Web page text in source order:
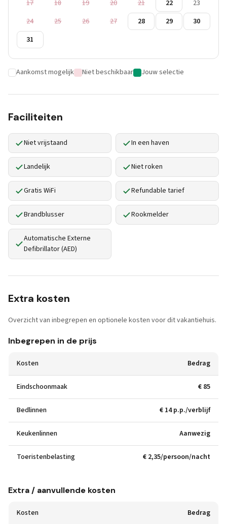
17
18 19 20 21 22
23
24
25 26 27 28 29
30
31
Aankomst mogelijk Niet beschikbaar Jouw selectie
Faciliteiten
Niet vrijstaand In een haven
Landelijk Niet roken
Gratis WiFi Refundable tarief
Brandblusser Rookmelder
Automatische Externe
Defibrillator (AED)
Extra kosten
Overzicht van inbegrepen en optionele kosten voor dit vakantiehuis.
Inbegrepen in de prijs
Kosten Bedrag
Eindschoonmaak € 85
Bedlinnen € 14 p.p./verblijf
Keukenlinnen Aanwezig
Toeristenbelasting € 2,35/persoon/nacht
Extra / aanvullende kosten
Kosten Bedrag